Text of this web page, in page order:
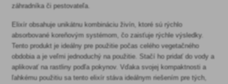
záhradníka či pestovateľa.
Elixír obsahuje unikátnu kombináciu živín, ktoré sú rýchlo
absorbované koreňovým systémom, čo zaisťuje rýchle výsledky.
Tento produkt je ideálny pre použitie počas celého vegetačného
obdobia a je veľmi jednoduchý na použitie. Stačí ho pridať do vody a
aplikovať na rastliny podľa pokynov. Vďaka svojej kompaktnosti a
ľahkému použitiu sa tento elixír stáva ideálnym riešením pre tých,